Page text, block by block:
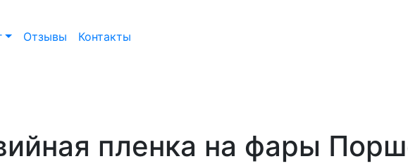
Отзывы Контакты
пленка на фары